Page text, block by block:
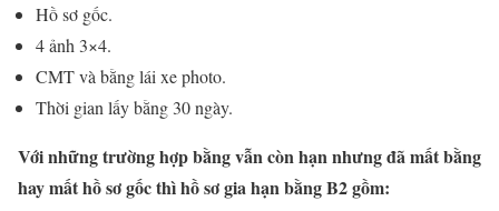
Hồ sơ gốc.
4 ảnh 3×4.
CMT và bằng lái xe photo.
Thời gian lấy bằng 30 ngày.
Với những trường hợp bằng vẫn còn hạn nhưng đã mất bằng
hay mất hồ sơ gốc thì hồ sơ gia hạn bằng B2 gồm: